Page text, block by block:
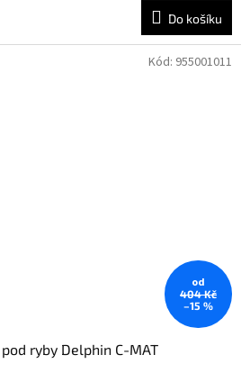
Do košíku
od
404 Kč
–15 %
ryby Delphin C-MAT
Kód: 955001011